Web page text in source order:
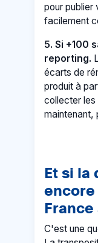
pour
facilement
5. Si +100
reporting.
écarts de
produit à
collecter les
maintenant,
Et si la
encore
France
C'est une